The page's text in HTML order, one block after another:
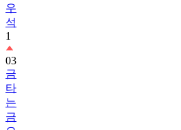
우
석
1
03
금
타
는
금